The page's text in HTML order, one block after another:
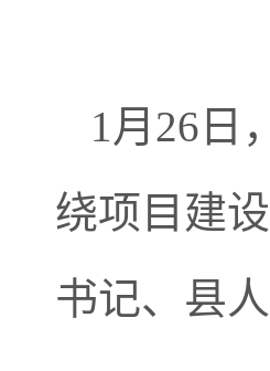
1月26日
绕项目建
书记、县